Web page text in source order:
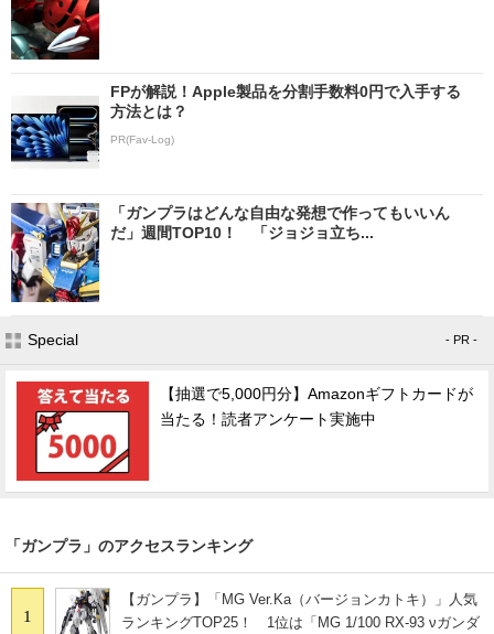
FPが解説！Apple製品を分割手数料0円で入手する
方法とは？
PR(Fav-Log)
「ガンプラはどんな自由な発想で作ってもいいん
だ」週間TOP10！ 「ジョジョ立ち...
Special - PR -
【抽選で5,000円分】Amazonギフトカードが
当たる！読者アンケート実施中
「ガンプラ」のアクセスランキング
1
【ガンプラ】「MG Ver.Ka（バージョンカトキ）」人気
ランキングTOP25！ 1位は「MG 1/100 RX-93 νガンダ